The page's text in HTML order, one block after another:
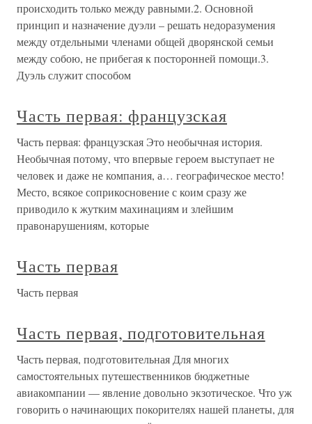
происходить только между равными.2. Основной
принцип и назначение дуэли – решать недоразумения
между отдельными членами общей дворянской семьи
между собою, не прибегая к посторонней помощи.3.
Дуэль служит способом
Часть первая: французская
Часть первая: французская Это необычная история.
Необычная потому, что впервые героем выступает не
человек и даже не компания, а… географическое место!
Место, всякое соприкосновение с коим сразу же
приводило к жутким махинациям и злейшим
правонарушениям, которые
Часть первая
Часть первая
Часть первая, подготовительная
Часть первая, подготовительная Для многих
самостоятельных путешественников бюджетные
авиакомпании — явление довольно экзотическое. Что уж
говорить о начинающих покорителях нашей планеты, для